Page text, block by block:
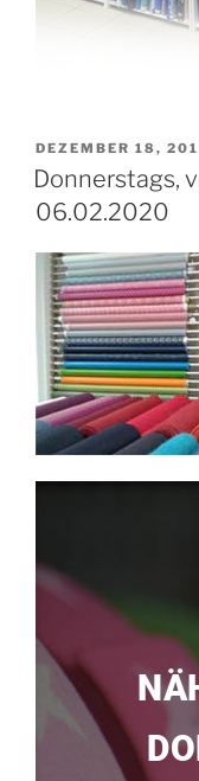
DEZEMBER 18,
Donnerstags,
06.02.2020